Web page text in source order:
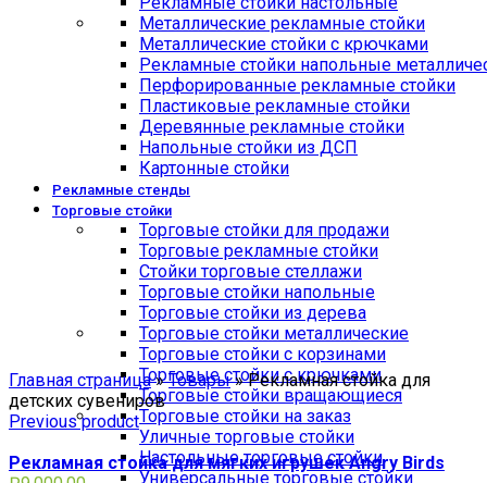
Металлические рекламные стойки
Металлические стойки с крючками
Рекламные стойки напольные
Перфорированные рекламные стойки
Пластиковые рекламные стойки
Деревянные рекламные стойки
Напольные стойки из ДСП
Картонные стойки
Рекламные стенды
Торговые стойки
Торговые стойки для продажи
Торговые рекламные стойки
Стойки торговые стеллажи
Торговые стойки напольные
Торговые стойки из дерева
Торговые стойки металлические
Торговые стойки с корзинами
Торговые стойки с крючками
Торговые стойки вращающиеся
Торговые стойки на заказ
Уличные торговые стойки
Настольные торговые стойки
Универсальные торговые стойки
Click to enlarge
Главная страница»Товары»Рекламная стойка для
детских сувениров
Previous product
Рекламная стойка для мягких игрушек Angry Birds